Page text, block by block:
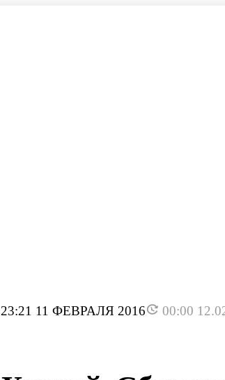
23:21 11 ФЕВРАЛЯ 2016 00:00